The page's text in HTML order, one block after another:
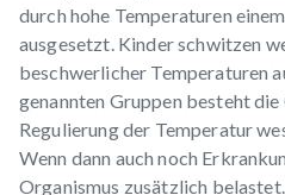
durch hohe Temperaturen
ausgesetzt. Kinder schwitzen
beschwerlicher Temperaturen
genannten Gruppen besteht
Regulierung der Temperatur
Wenn dann auch noch
Organismus zusätzlich belastet.